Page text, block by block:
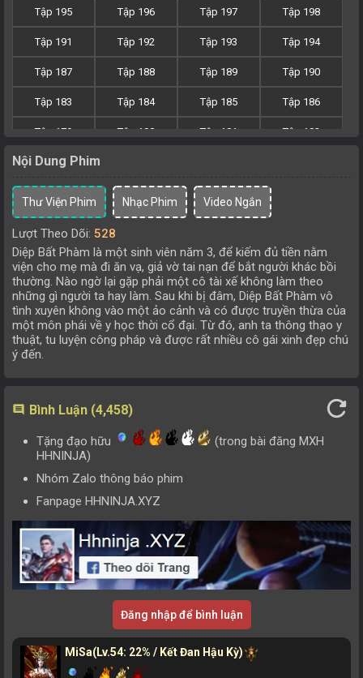
Tập 198
Tập 197
Tập 196
Tập 195
Tập 194
Tập 193
Tập 192
Tập 191
Tập 190
Tập 189
Tập 188
Tập 187
Tập 186
Tập 185
Tập 184
Tập 183
Tập 182
Tập 181
Tập 180
Tập 179
Tập 175
Tập 169
Tập 168
Tập 167
Tập 166
Tập 165
Tập 164
Tập 163
Tập 162
Tập 161
Tập 160
Tập 159
Tập 158
Tập 157
Tập 156
Tập 155
Tập 154
Tập 153
Tập 152
Tập 151
Tập 144
Tập 143
Tập 141
Tập 140
Tập 135
Tập 130
Tập 129
Tập 128
Tập 127
Tập 126
Tập 125
Tập 124
Tập 123
Tập 122
Tập 121
Tập 120
Tập 119
Tập 117
Tập 116
Tập 108
Tập 107
Nội Dung Phim
Thư Viện Phim Nhạc Phim Video Ngắn
Lượt Theo Dõi: 528
Diệp Bất Phàm là một sinh viên năm 3, để kiếm đủ tiền nằm
viện cho mẹ mà đi ăn vạ, giả vờ tai nạn để bắt người khác bồi
thường. Nào ngờ lại gặp phải một cô tài xế không làm theo
những gì người ta hay làm. Sau khi bị đâm, Diệp Bất Phàm vô
tình xuyên không vào một ảo cảnh và có được truyền thừa của
một môn phái về y học thời cổ đại. Từ đó, anh ta thông thạo y
thuật, tu luyện công pháp và được rất nhiều cô gái xinh đẹp chú
ý đến.
comment Bình Luận (4,458) refresh
Tặng đạo hữu
(trong bài đăng MXH
HHNINJA)
Nhóm Zalo thông báo phim
Fanpage HHNINJA.XYZ
Đăng nhập để bình luận
MiSa(Lv.54: 22% / Kết Đan Hậu Kỳ)